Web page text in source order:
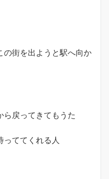
の街を出ようと駅へ向か
ら戻ってきてもうた
っててくれる人